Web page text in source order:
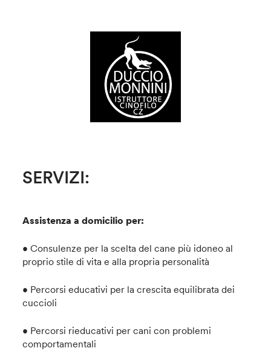
SERVIZI:
Assistenza a domicilio per:
• Consulenze per la scelta del cane più idoneo al
proprio stile di vita e alla propria personalità
• Percorsi educativi per la crescita equilibrata dei
cuccioli
• Percorsi rieducativi per cani con problemi
comportamentali